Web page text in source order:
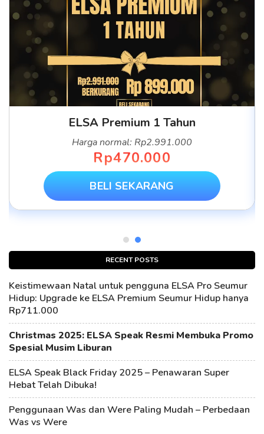
RECENT POSTS
Keistimewaan Natal untuk pengguna ELSA Pro Seumur
Hidup: Upgrade ke ELSA Premium Seumur Hidup hanya
Rp711.000
Christmas 2025: ELSA Speak Resmi Membuka Promo
Spesial Musim Liburan
ELSA Speak Black Friday 2025 – Penawaran Super
Hebat Telah Dibuka!
Penggunaan Was dan Were Paling Mudah – Perbedaan
Was vs Were
ELSA Premium 1 Tahun
Harga normal: Rp2.991.000
Rp470.000
BELI SEKARANG